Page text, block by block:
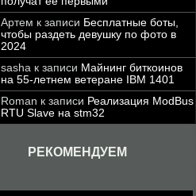
Артем к записи Бесплатные боты,
чтобы раздеть девушку по фото в
2024
sasha к записи Майнинг биткоинов
на 55-летнем ветеране IBM 1401
Roman к записи Реализация ModBus
RTU Slave на stm32
РЕКОМЕНДУЕМ